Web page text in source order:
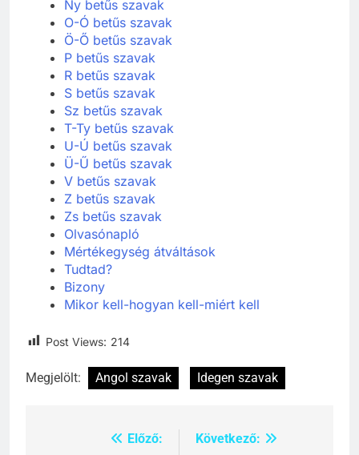
Ny betűs szavak
O-Ó betűs szavak
Ö-Ő betűs szavak
P betűs szavak
R betűs szavak
S betűs szavak
Sz betűs szavak
T-Ty betűs szavak
U-Ú betűs szavak
Ü-Ű betűs szavak
V betűs szavak
Z betűs szavak
Zs betűs szavak
Olvasónapló
Mértékegység átváltások
Tudtad?
Bizony
Mikor kell-hogyan kell-miért kell
Post Views: 214
Megjelölt: Angol szavak Idegen szavak
BejegyzésElőző:
Következő: